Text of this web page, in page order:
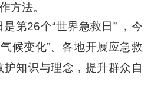
作方法。
第26个“世界急救日” ，今
候变化”。各地开展应急救
知识与理念，提升群众自